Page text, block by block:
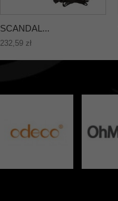
SCANDAL...
232,59 zł